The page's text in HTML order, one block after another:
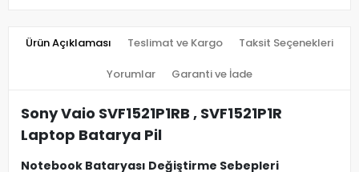
Ürün Açıklaması Teslimat ve Kargo Taksit Seçenekleri
Yorumlar Garanti ve İade
Sony Vaio SVF1521P1RB , SVF1521P1R
Laptop Batarya Pil
Notebook Bataryası Değiştirme Sebepleri